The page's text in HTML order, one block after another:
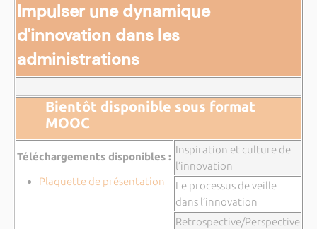
Impulser une dynamique
d'innovation dans les
administrations
Bientôt disponible sous format
MOOC
Téléchargements disponibles :
Plaquette de présentation
Inspiration et culture de
l’innovation
Le processus de veille
dans l’innovation
Retrospective/Perspective